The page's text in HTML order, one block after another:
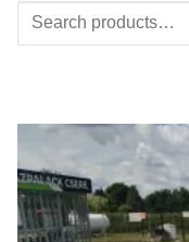
Search
for: